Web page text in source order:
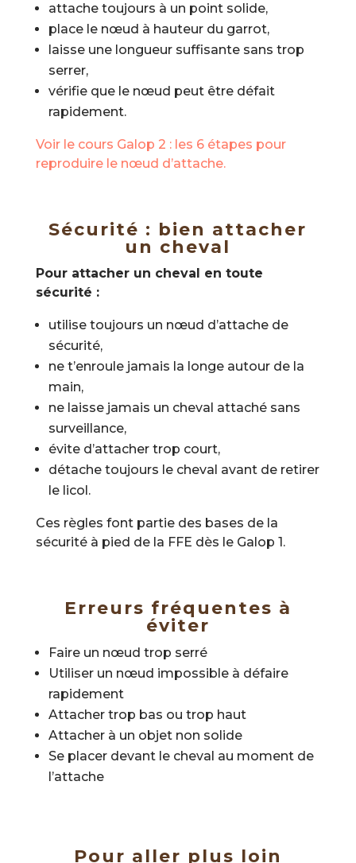
attache toujours à un point solide,
place le nœud à hauteur du garrot,
laisse une longueur suffisante sans trop
serrer,
vérifie que le nœud peut être défait
rapidement.
Voir le cours Galop 2 : les 6 étapes pour
reproduire le nœud d’attache.
Sécurité : bien attacher
un cheval
Pour attacher un cheval en toute
sécurité :
utilise toujours un nœud d’attache de
sécurité,
ne t’enroule jamais la longe autour de la
main,
ne laisse jamais un cheval attaché sans
surveillance,
évite d’attacher trop court,
détache toujours le cheval avant de retirer
le licol.
Ces règles font partie des bases de la
sécurité à pied de la FFE dès le Galop 1.
Erreurs fréquentes à
éviter
Faire un nœud trop serré
Utiliser un nœud impossible à défaire
rapidement
Attacher trop bas ou trop haut
Attacher à un objet non solide
Se placer devant le cheval au moment de
l’attache
Pour aller plus loin